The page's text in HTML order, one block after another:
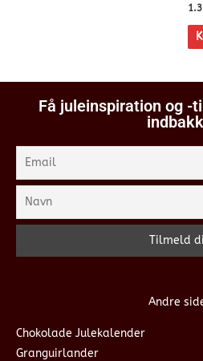
Få juleinspiration og -
Andre
Chokolade Julekalender
Granguirlander